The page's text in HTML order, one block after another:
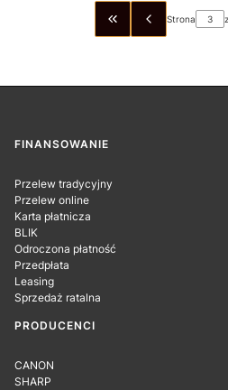
WRÓĆ DOStrona
Linki w stopce
FINANSOWANIE
Przelew tradycyjny
Przelew online
Karta płatnicza
BLIK
Odroczona płatność
Przedpłata
Leasing
Sprzedaż ratalna
PRODUCENCI
CANON
SHARP